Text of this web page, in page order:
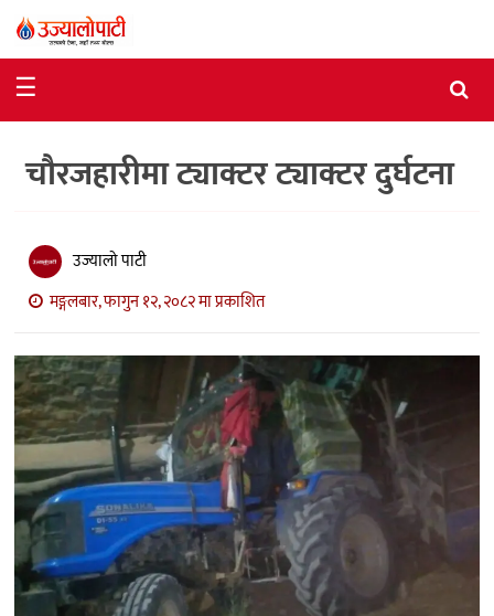
राजनीति
विशेष
विचार
अन्तर्वार्ता
मनोरञ्जन
विज्ञान
प्रविधि
खेलकुद
अन्य
☰
चौरजहारीमा ट्याक्टर ट्याक्टर दुर्घटना
उज्यालो पाटी
मङ्गलबार, फागुन १२, २०८२ मा प्रकाशित